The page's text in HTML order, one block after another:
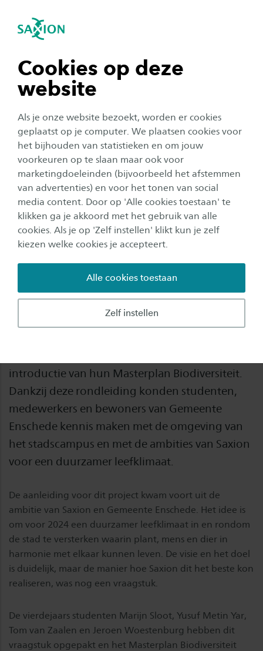
Cookies op deze
website
Als je onze website bezoekt, worden er cookies
geplaatst op je computer. We plaatsen cookies voor
het bijhouden van statistieken en om jouw
voorkeuren op te slaan maar ook voor
marketingdoeleinden (bijvoorbeeld het afstemmen
van advertenties) en voor het tonen van social
media content. Door op 'Alle cookies toestaan' te
klikken ga je akkoord met het gebruik van alle
cookies. Als je op 'Zelf instellen' klikt kun je zelf
kiezen welke cookies je accepteert.
Zelf instellen
Alle cookies toestaan
Navigatie openen
tonen
tonen
tonen
tonen
sluiten
Studentenleven
Saxion stimuleert een
duurzame leefomgeving met
het Masterplan Biodiversiteit
van studenten
Auteur:
Elçin Çoraklar
Publicatiedatum:
19 mei 2022 Leestijd: Minuten
Afgelopen dinsdag lieten studenten Klimaat en
Management tijdens een rondleiding de
mogelijkheden zien om de biodiversiteit
introductie van hun Masterplan Biodiversiteit.
Dankzij deze rondleiding konden studenten,
medewerkers en bewoners van Gemeente
Enschede kennis maken met de omgeving van
het stadscampus en met de ambities van Saxion
voor een duurzamer leefklimaat.
De aanleiding voor dit project kwam voort uit de
ambitie van Saxion en Gemeente Enschede. Het idee is
om voor 2024 een duurzamer leefklimaat in en rondom
de stad te versterken waarin plant, mens en dier in
harmonie met elkaar kunnen leven. De visie en het doel
is duidelijk, maar de manier hoe Saxion dit het beste kon
realiseren, was nog een vraagstuk.
De vierdejaars studenten Marijn Sloot, Yusuf Metin Yar,
Tom van Zaalen en Jeroen Woestenburg hebben dit
vraagstuk opgepakt en het Masterplan Biodiversiteit